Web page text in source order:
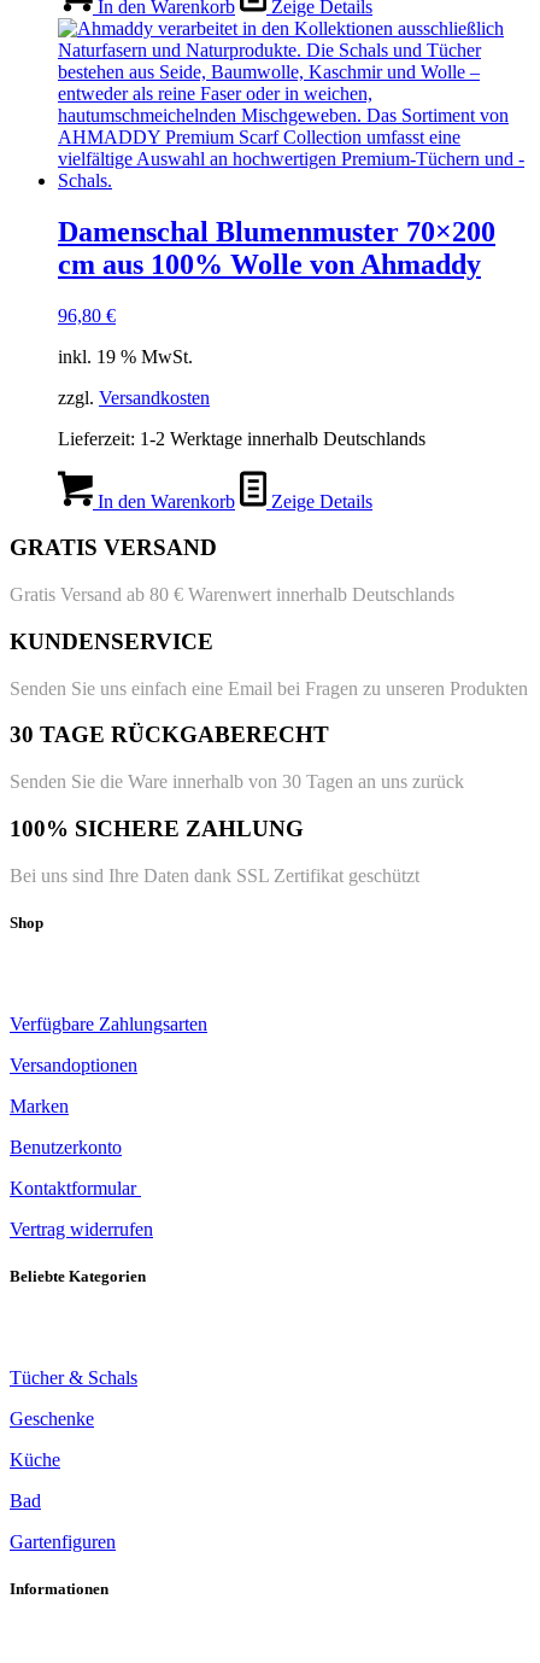
In den Warenkorb Zeige Details
Damenschal Blumenmuster 70×200
cm aus 100% Wolle von Ahmaddy
96,80 €
inkl. 19 % MwSt.
zzgl. Versandkosten
Lieferzeit: 1-2 Werktage innerhalb Deutschlands
In den Warenkorb Zeige Details
GRATIS VERSAND
Gratis Versand ab 80 € Warenwert innerhalb Deutschlands
KUNDENSERVICE
Senden Sie uns einfach eine Email bei Fragen zu unseren Produkten
30 TAGE RÜCKGABERECHT
Senden Sie die Ware innerhalb von 30 Tagen an uns zurück
100% SICHERE ZAHLUNG
Bei uns sind Ihre Daten dank SSL Zertifikat geschützt
Shop
Verfügbare Zahlungsarten
Versandoptionen
Marken
Benutzerkonto
Kontaktformular
Vertrag widerrufen
Beliebte Kategorien
Tücher & Schals
Geschenke
Küche
Bad
Gartenfiguren
Informationen